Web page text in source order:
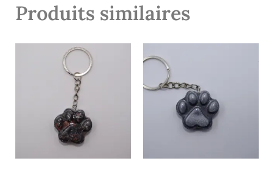
Produits similaires